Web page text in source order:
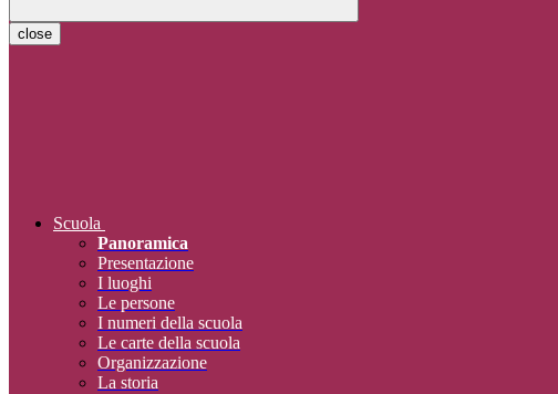
close
Scuola
Panoramica
Presentazione
I luoghi
Le persone
I numeri della scuola
Le carte della scuola
Organizzazione
La storia